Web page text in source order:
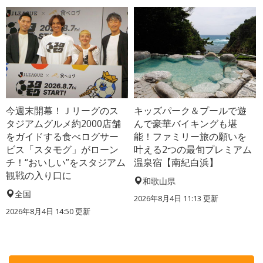
今週末開幕！Ｊリーグのス
タジアムグルメ約2000店舗
をガイドする食べログサー
ビス「スタモグ」がローン
チ！“おいしい”をスタジアム
観戦の入り口に
全国
2026年8月4日 14:50更新
キッズパーク＆プールで遊
んで豪華バイキングも堪
能！ファミリー旅の願いを
叶える2つの最旬プレミアム
温泉宿【南紀白浜】
和歌山県
2026年8月4日 11:13 更新